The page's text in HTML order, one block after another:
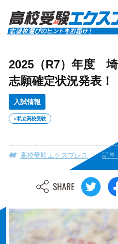
2025（R7）年度
志願確定状況発表！
入試情報
#私立高校受験
高校受験エクスプレス 記事